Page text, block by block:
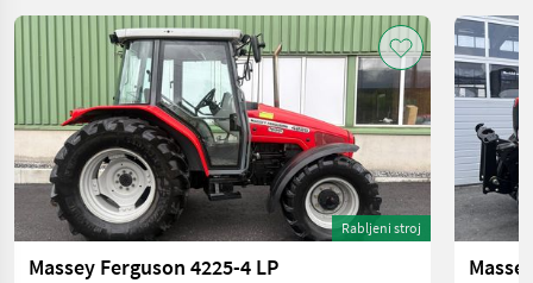
Rabljeni stroj
Massey Ferguson 4225-4 LP